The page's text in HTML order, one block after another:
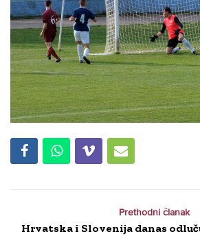
Prethodni članak
Hrvatska i Slovenija danas